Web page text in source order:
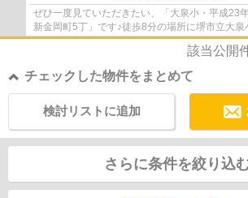
ぜひ一度見ていただきたい、「大泉小・平成23
新金岡町5丁」です♪徒歩8分の場所に堺市立大
ン外構の物件となっており、開放感のある外...
該当公開
チェックした物件をまとめて
検討リストに追加
さらに条件を絞り込